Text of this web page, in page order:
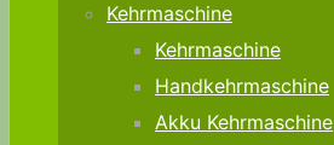
Kehrmaschine
Kehrmaschine
Handkehrmaschine
Akku Kehrmaschine